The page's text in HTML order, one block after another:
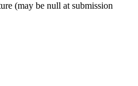
(may be null at submission